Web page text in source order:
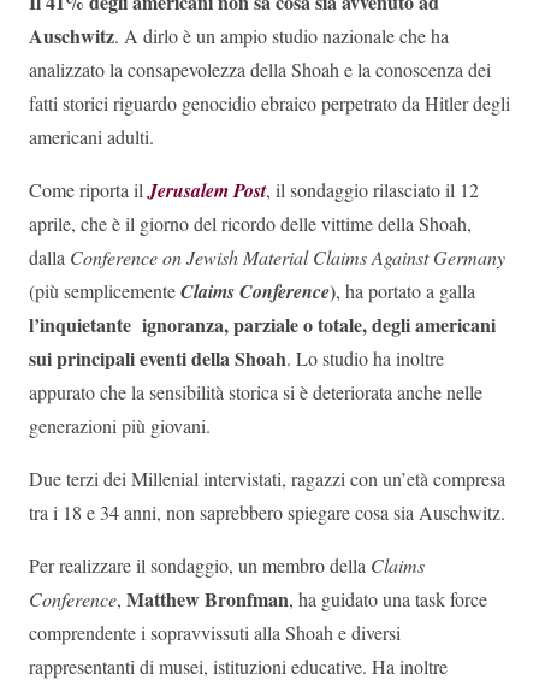
Auschwitz. A dirlo è un ampio studio nazionale che ha
analizzato la consapevolezza della Shoah e la conoscenza dei
fatti storici riguardo genocidio ebraico perpetrato da Hitler degli
americani adulti.
Come riporta ilJerusalem Post, il sondaggio rilasciato il 12
aprile, che è il giorno del ricordo delle vittime della Shoah,
dalla Conference on Jewish Material Claims Against Germany
(più semplicementeClaims Conference), ha portato a galla
l’inquietante ignoranza, parziale o totale, degli americani
sui principali eventi della Shoah. Lo studio ha inoltre
appurato che la sensibilità storica si è deteriorata anche nelle
generazioni più giovani.
Due terzi dei Millenial intervistati, ragazzi con un’età compresa
tra i 18 e 34 anni, non saprebbero spiegare cosa sia Auschwitz.
Per realizzare il sondaggio, un membro della Claims
Conference, Matthew Bronfman, ha guidato una task force
comprendente i sopravvissuti alla Shoah e diversi
rappresentanti di musei, istituzioni educative. Ha inoltre